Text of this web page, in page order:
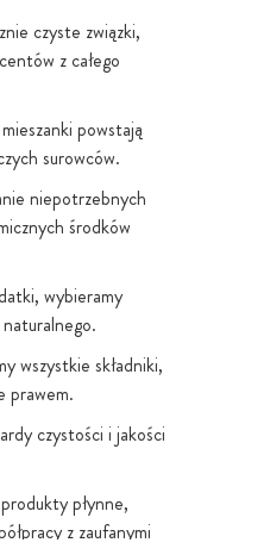
czyste związki,
z całego
powstają
surowców.
niepotrzebnych
środków
wybieramy
wszystkie składniki,
prawem.
czystości i jakości
płynne,
z zaufanymi